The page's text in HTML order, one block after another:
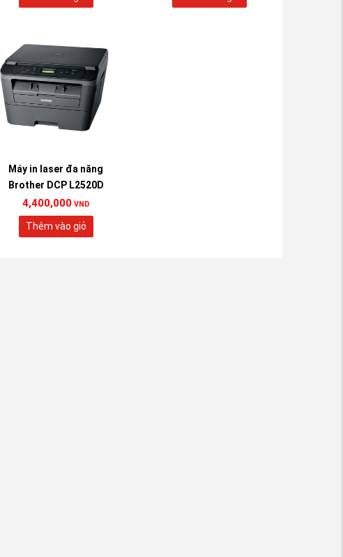
Máy in laser đa năng
Brother DCP L2520D
4,400,000 VND
Thêm vào giỏ